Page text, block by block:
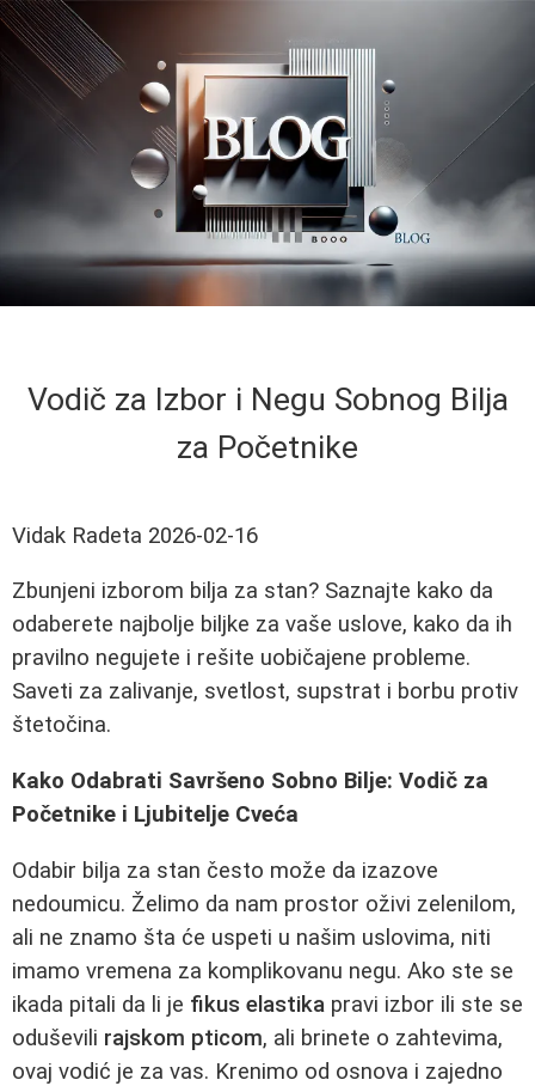
Vodič za Izbor i Negu Sobnog Bilja
za Početnike
Vidak Radeta 2026-02-16
Zbunjeni izborom bilja za stan? Saznajte kako da
odaberete najbolje biljke za vaše uslove, kako da ih
pravilno negujete i rešite uobičajene probleme.
Saveti za zalivanje, svetlost, supstrat i borbu protiv
štetočina.
Kako Odabrati Savršeno Sobno Bilje: Vodič za
Početnike i Ljubitelje Cveća
Odabir bilja za stan često može da izazove
nedoumicu. Želimo da nam prostor oživi zelenilom,
ali ne znamo šta će uspeti u našim uslovima, niti
imamo vremena za komplikovanu negu. Ako ste se
ikada pitali da li je fikus elastika pravi izbor ili ste se
oduševili rajskom pticom, ali brinete o zahtevima,
ovaj vodić je za vas. Krenimo od osnova i zajedno